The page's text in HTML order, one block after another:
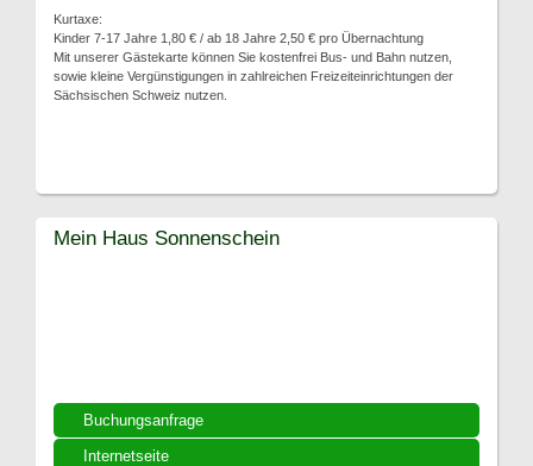
Kurtaxe:
Kinder 7-17 Jahre 1,80 € / ab 18 Jahre 2,50 € pro Übernachtung
Mit unserer Gästekarte können Sie kostenfrei Bus- und Bahn nutzen,
sowie kleine Vergünstigungen in zahlreichen Freizeiteinrichtungen der
Sächsischen Schweiz nutzen.
Buchungsanfrage
Internetseite
Mein Haus Sonnenschein